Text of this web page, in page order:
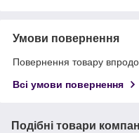
Умови повернення
Повернення товару
Всі умови повернення
Подібні товари